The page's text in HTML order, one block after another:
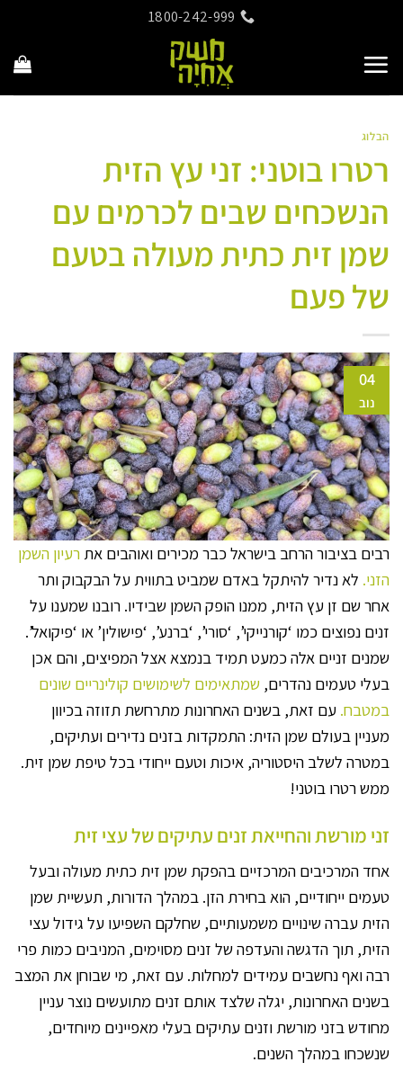
content
1800-242-999
הבלוג
רטרו בוטני: זני עץ הזית
הנשכחים שבים לכרמים עם
שמן זית כתית מעולה בטעם
של פעם
04
נוב
רבים בציבור הרחב בישראל כבר מכירים ואוהבים אתרעיון השמן
הזני. לא נדיר להיתקל באדם שמביט בתווית על הבקבוק ותר
אחר שם זן עץ הזית, ממנו הופק השמן שבידיו. רובנו שמענו על
זנים נפוצים כמו ‘קורנייקי’, ‘סורי’, ‘ברנע’, ‘פישולין’ או ‘פיקואל’.
שמנים זניים אלה כמעט תמיד בנמצא אצל המפיצים, והם אכן
בעלי טעמים נהדרים, שמתאימים לשימושים קולינריים שונים
במטבח. עם זאת, בשנים האחרונות מתרחשת תזוזה בכיוון
מעניין בעולם שמן הזית: התמקדות בזנים נדירים ועתיקים,
במטרה לשלב היסטוריה, איכות וטעם ייחודי בכל טיפת שמן זית.
ממש רטרו בוטני!
זני מורשת והחייאת זנים עתיקים של עצי זית
אחד המרכיבים המרכזיים בהפקת שמן זית כתית מעולה ובעל
טעמים ייחודיים, הוא בחירת הזן. במהלך הדורות, תעשיית שמן
הזית עברה שינויים משמעותיים, שחלקם השפיעו על גידול עצי
הזית, תוך הדגשה והעדפה של זנים מסוימים, המניבים כמות פרי
רבה ואף נחשבים עמידים למחלות. עם זאת, מי שבוחן את המצב
בשנים האחרונות, יגלה שלצד אותם זנים מתועשים נוצר עניין
מחודש בזני מורשת וזנים עתיקים בעלי מאפיינים מיוחדים,
שנשכחו במהלך השנים.